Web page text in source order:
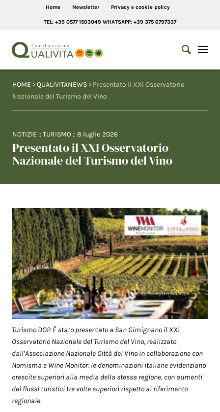
Home Newsletter Privacy e cookie policy
TEL: +39 0577 1503049 WHATSAPP: +39 375 6797337
HOME >QUALIVITANEWS > Presentato il XXI Osservatorio
Nazionale del Turismo del Vino
NOTIZIE ::TURISMO ::8 luglio 2026
Presentato il XXI Osservatorio
Nazionale del Turismo del Vino
Turismo DOP. È stato presentato a San Gimignano il XXI
Osservatorio Nazionale del Turismo del Vino, realizzato
dall’Associazione Nazionale Città del Vino in collaborazione con
Nomisma e Wine Monitor: le denominazioni italiane evidenziano
crescite superiori alla media della stessa regione, con aumenti
dei flussi turistici tre volte superiori rispetto al riferimento
regionale.